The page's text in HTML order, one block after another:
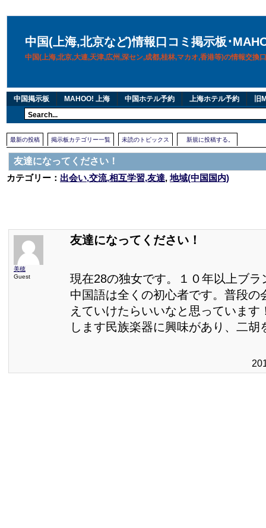
中国(上海,北京など)情報口コミ掲示板･
中国(上海,北京,大連,天津,広州,深セン,成都,桂林,マカオ,香港等)の情報交換
中国掲示板 MAHOO! 上海 中国ホテル予約 上海ホテル予約 旧
最新の投稿 掲示板カテゴリー一覧 未読のトピックス 新規に投稿する。
友達になってください！
カテゴリー： 出会い,交流,相互学習,友達,地域(中国国内)
美穂
Guest
友達になってください！
現在28の独女です。１０年以上ブラ
中国語は全くの初心者です。普段の
えていけたらいいなと思っています
します民族楽器に興味があり、二胡